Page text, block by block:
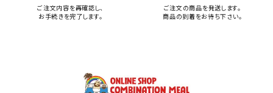
ご注文内容を再確認し、
お手続きを完了します。
ご注文の商品を発送します。
商品の到着をお待ち下さい。